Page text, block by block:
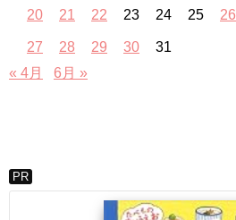
20 21 22 23 24 25 26
27 28 29 30
31
« 4月
6月 »
PR